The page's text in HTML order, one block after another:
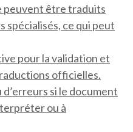
peuvent être traduits
spécialisés, ce qui peut
pour la validation et
officielles.
si le document
ou à